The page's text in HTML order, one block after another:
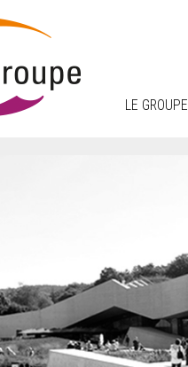
LE GROUPE